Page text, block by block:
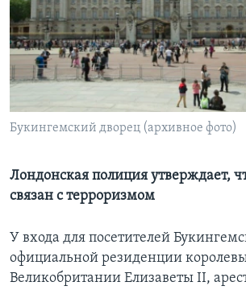
Learning English
СОЦИАЛЬНЫЕ СЕТИ
Букингемский дворец (архивное фото)
Лондонская полиция утверждает,
связан с терроризмом
У входа для посетителей
официальной резиденции
Великобритании Елизаветы II,